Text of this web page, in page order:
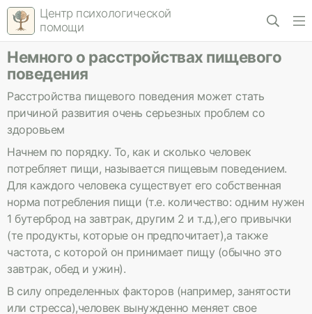
Центр психологической
помощи
Немного о расстройствах пищевого
поведения
Расстройства пищевого поведения может стать
причиной развития очень серьезных проблем со
здоровьем
Начнем по порядку. То, как и сколько человек
потребляет пищи, называется пищевым поведением.
Для каждого человека существует его собственная
норма потребления пищи (т.е. количество: одним нужен
1 бутерброд на завтрак, другим 2 и т.д.),его привычки
(те продукты, которые он предпочитает),а также
частота, с которой он принимает пищу (обычно это
завтрак, обед и ужин).
В силу определенных факторов (например, занятости
или стресса),человек вынужденно меняет свое